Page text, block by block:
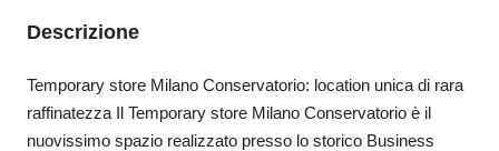
Descrizione
Temporary store Milano Conservatorio: location unica di rara
raffinatezza Il Temporary store Milano Conservatorio è il
nuovissimo spazio realizzato presso lo storico Business